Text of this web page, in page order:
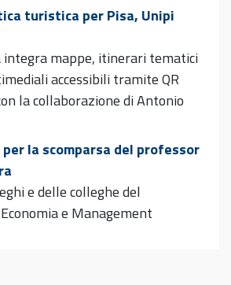
turistica per Pisa, Unipi
integra mappe, itinerari tematici
accessibili tramite QR
la collaborazione di Antonio
la scomparsa del professor
e delle colleghe del
e Management